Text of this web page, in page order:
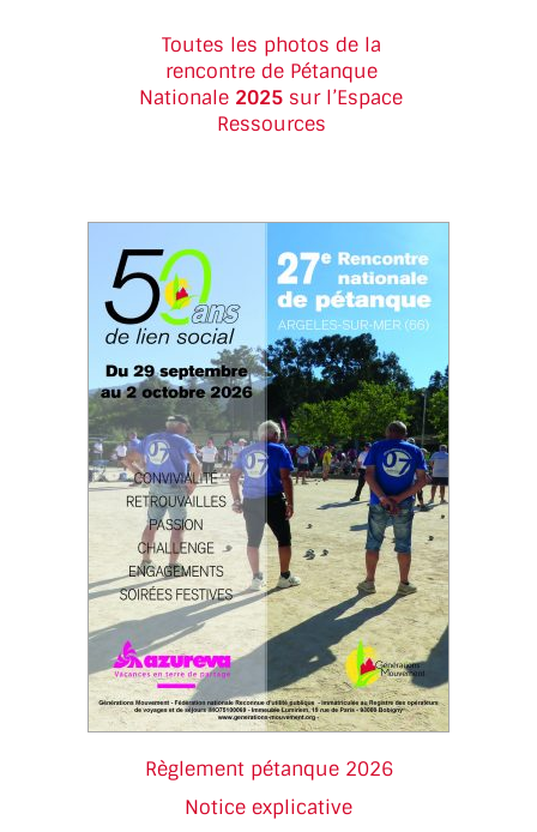
Toutes les photos de la
rencontrede Pétanque
Nationale 2025 sur l’Espace
Ressources
Règlement pétanque 2026
Notice explicative